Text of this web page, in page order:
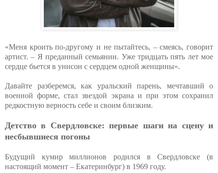
«Меня кроить по‑другому и не пытайтесь, – смеясь, говорит
артист. – Я преданный семьянин. Уже тридцать пять лет мое
сердце бьется в унисон с сердцем одной женщины».
Давайте разберемся, как уральский парень, мечтавший о
военной форме, стал звездой экрана и при этом сохранил
редкостную верность себе и своим близким.
Детство в Свердловске: первые шаги на сцену и
несбывшиеся погоны
Будущий кумир миллионов родился в Свердловске (в
настоящий момент – Екатеринбург) в 1969 году.